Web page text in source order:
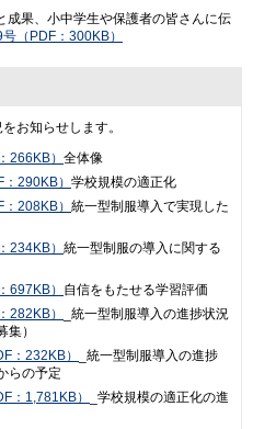
成果、小中学生や保護者の皆さんに伝
（PDF：300KB）
お知らせします。
266KB） 全体像
290KB） 学校規模の適正化
208KB） 統一型制服導入で実現した
234KB） 統一型制服の導入に関する
697KB） 自信をもたせる学習評価
282KB）
_統一型制服導入の進捗状況
集）
：232KB）
_統一型制服導入の進捗
らの予定
：1,781KB）
_学校規模の適正化の進